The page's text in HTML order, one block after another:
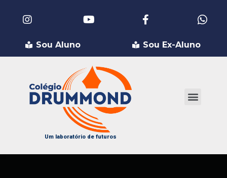
Sou Aluno Sou Ex-Aluno
Um laboratório de futuros